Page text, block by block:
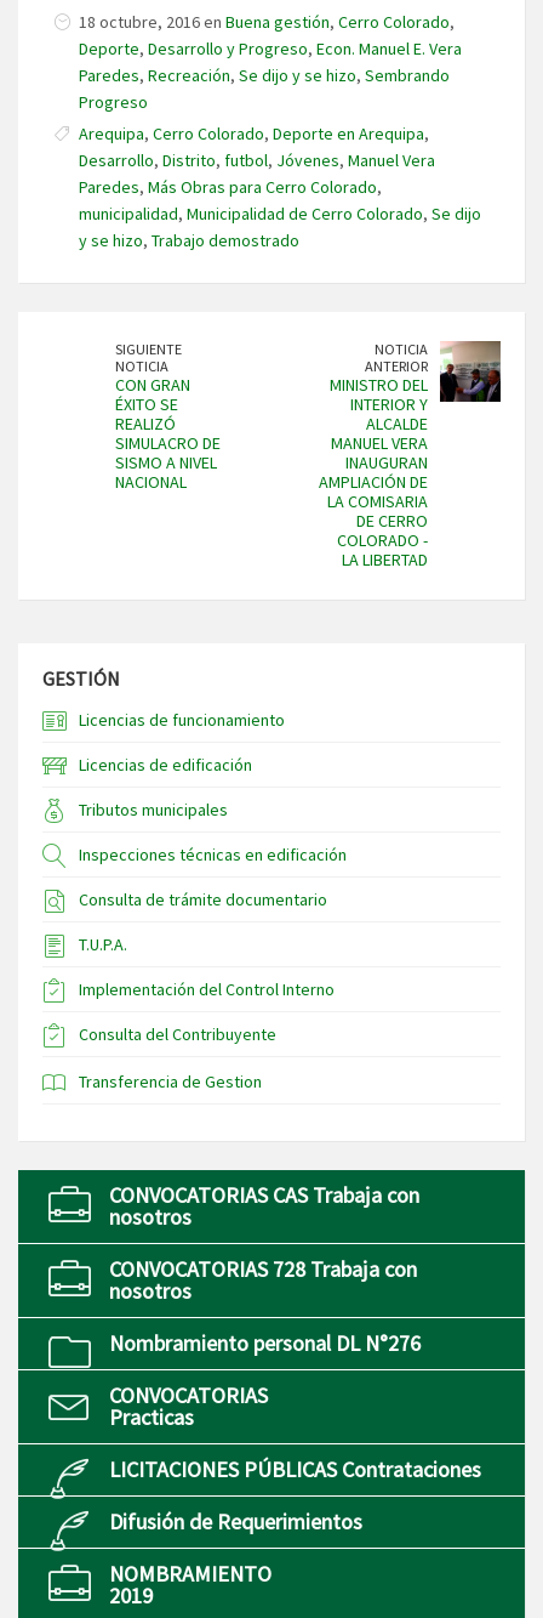
18 octubre, 2016 en Buena gestión, Cerro Colorado,
Deporte, Desarrollo y Progreso, Econ. Manuel E. Vera
Paredes, Recreación, Se dijo y se hizo, Sembrando
Progreso
Arequipa, Cerro Colorado, Deporte en Arequipa,
Desarrollo, Distrito, futbol, Jóvenes, Manuel Vera
Paredes, Más Obras para Cerro Colorado,
municipalidad, Municipalidad de Cerro Colorado, Se dijo
y se hizo, Trabajo demostrado
SIGUIENTE
NOTICIA
CON GRAN
ÉXITO SE
REALIZÓ
SIMULACRO DE
SISMO A NIVEL
NACIONAL
NOTICIA
ANTERIOR
MINISTRO DEL
INTERIOR Y
ALCALDE
MANUEL VERA
INAUGURAN
AMPLIACIÓN DE
LA COMISARIA
DE CERRO
COLORADO -
LA LIBERTAD
GESTIÓN
Licencias de funcionamiento
Licencias de edificación
Tributos municipales
Inspecciones técnicas en edificación
Consulta de trámite documentario
T.U.P.A.
Implementación del Control Interno
Consulta del Contribuyente
Transferencia de Gestion
CONVOCATORIAS CAS Trabaja con
nosotros
CONVOCATORIAS 728 Trabaja con
nosotros
Nombramiento personal DL N°276
CONVOCATORIAS
Practicas
LICITACIONES PÚBLICAS Contrataciones
Difusión de Requerimientos
NOMBRAMIENTO
2019